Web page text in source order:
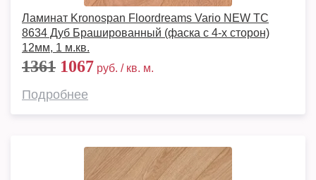
Ламинат Kronospan Floordreams Vario NEW TC
8634 Дуб Брашированный (фаска с 4-х сторон)
12мм, 1 м.кв.
1361 1067 руб. / кв. м.
Подробнее